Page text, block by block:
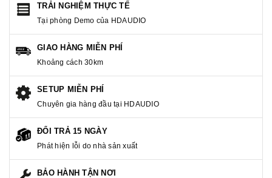
TRẢI NGHIỆM THỰC TẾ
Tại phòng Demo của HDAUDIO
GIAO HÀNG MIỄN PHÍ
Khoảng cách 30km
SETUP MIỄN PHÍ
Chuyên gia hàng đầu tại HDAUDIO
ĐỔI TRẢ 15 NGÀY
Phát hiện lỗi do nhà sản xuất
BẢO HÀNH TẬN NƠI